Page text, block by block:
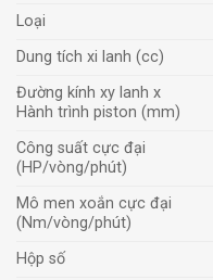
Loại
Dung tích xi lanh (cc)
Đường kính xy lanh x
Hành trình piston (mm)
Công suất cực đại
(HP/vòng/phút)
Mô men xoắn cực đại
(Nm/vòng/phút)
Hộp số